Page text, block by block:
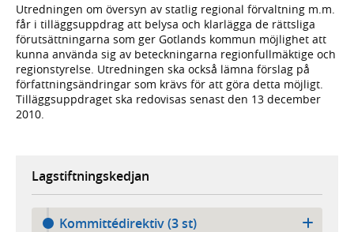
Utredningen om översyn av statlig regional förvaltning m.m.
får i tilläggsuppdrag att belysa och klarlägga de rättsliga
förutsättningarna som ger Gotlands kommun möjlighet att
kunna använda sig av beteckningarna regionfullmäktige och
regionstyrelse. Utredningen ska också lämna förslag på
författningsändringar som krävs för att göra detta möjligt.
Tilläggsuppdraget ska redovisas senast den 13 december
2010.
Lagstiftningskedjan
Kommittédirektiv (3 st)